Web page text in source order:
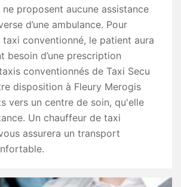
proposent aucune assistance
d’une ambulance. Pour
taxi conventionné, le patient aura
besoin d’une prescription
conventionnés de Taxi Secu
disposition à Fleury Merogis
vers un centre de soin, qu'elle
Un chauffeur de taxi
assurera un transport